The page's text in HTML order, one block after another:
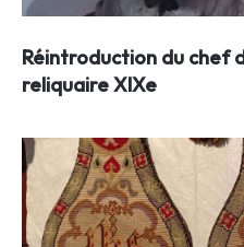
Réintroduction du chef
reliquaire XIXe